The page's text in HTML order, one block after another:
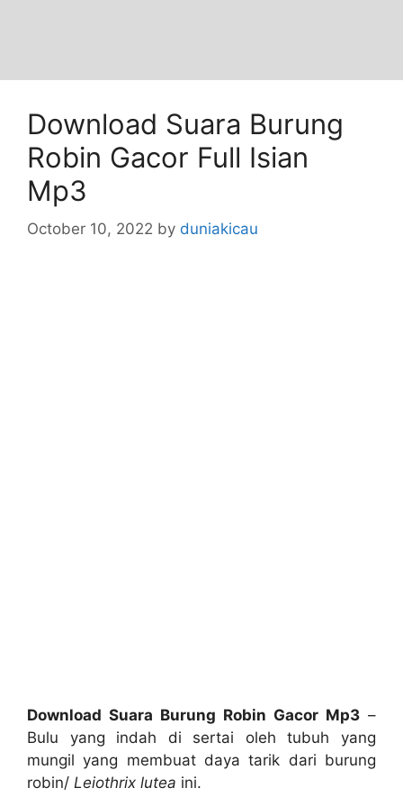
Download Suara Burung
Robin Gacor Full Isian
Mp3
October 10, 2022 by duniakicau
Download Suara Burung Robin Gacor Mp3 –
Bulu yang indah di sertai oleh tubuh yang
mungil yang membuat daya tarik dari burung
robin/ Leiothrix lutea ini.